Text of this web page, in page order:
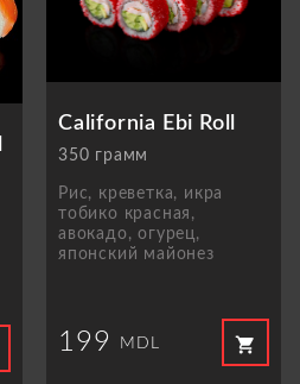
California Ebi Roll
350 грамм
Рис, креветка, икра
тобико красная,
авокадо, огурец,
японский майонез
199 MDL shopping_cart